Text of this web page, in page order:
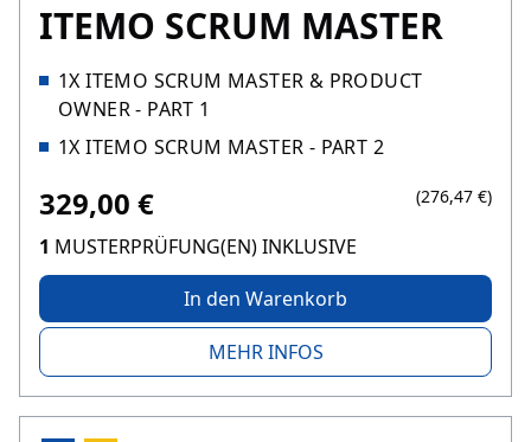
ITEMO SCRUM MASTER
1X ITEMO SCRUM MASTER & PRODUCT
OWNER - PART 1
1X ITEMO SCRUM MASTER - PART 2
329,00 € (276,47 €)
1 MUSTERPRÜFUNG(EN) INKLUSIVE
In den Warenkorb
MEHR INFOS